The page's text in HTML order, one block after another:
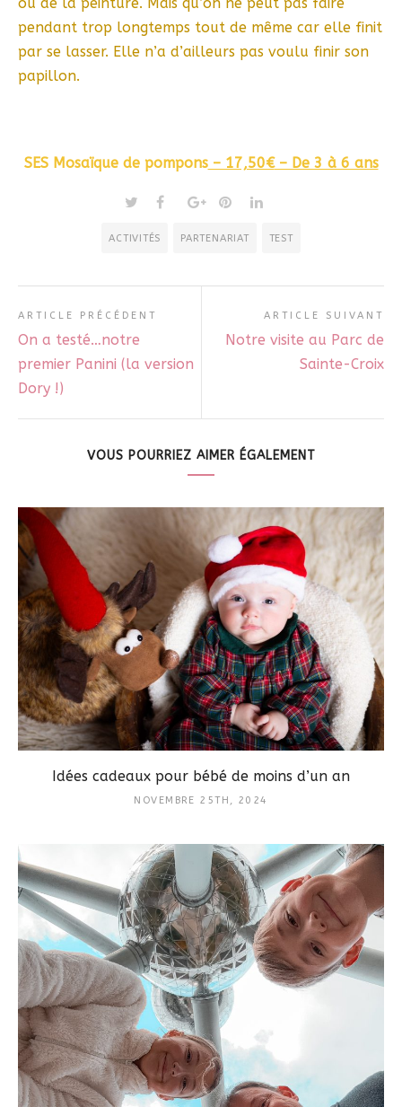
ou de la peinture. Mais qu’on ne peut pas faire
pendant trop longtemps tout de même car elle finit
par se lasser. Elle n’a d’ailleurs pas voulu finir son
papillon.
SES Mosaïque de pompons– 17,50€– De 3 à 6 ans
ACTIVITÉS PARTENARIAT TEST
ARTICLE PRÉCÉDENT
On a testé…notre
premier Panini (la version
Dory !)
ARTICLE SUIVANT
Notre visite au Parc de
Sainte-Croix
VOUS POURRIEZ AIMER ÉGALEMENT
Idées cadeaux pour bébé de moins d’un an
NOVEMBRE 25TH, 2024